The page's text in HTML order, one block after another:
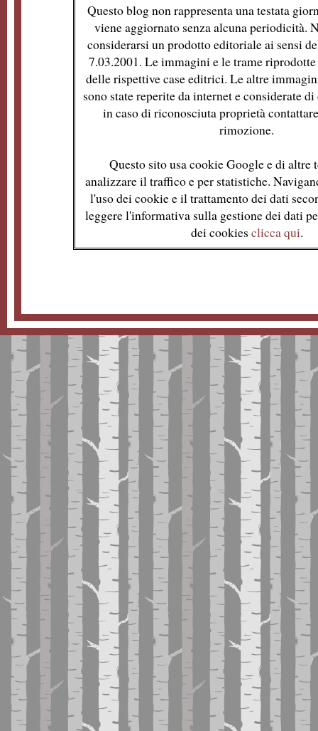
Questo blog non rappresenta una testata
viene aggiornato senza alcuna periodicità.
considerarsi un prodotto editoriale ai sensi
7.03.2001. Le immagini e le trame
delle rispettive case editrici. Le altre
sono state reperite da internet e considerate
in caso di riconosciuta proprietà
rimozione.
Questo sito usa cookie Google e di altre
analizzare il traffico e per statistiche.
l'uso dei cookie e il trattamento dei dati
leggere l'informativa sulla gestione dei dati
dei cookies clicca qui.